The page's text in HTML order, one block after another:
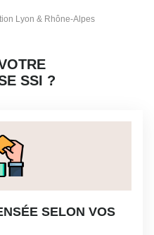
Lyon & Rhône-Alpes
SSI ?
SELON VOS